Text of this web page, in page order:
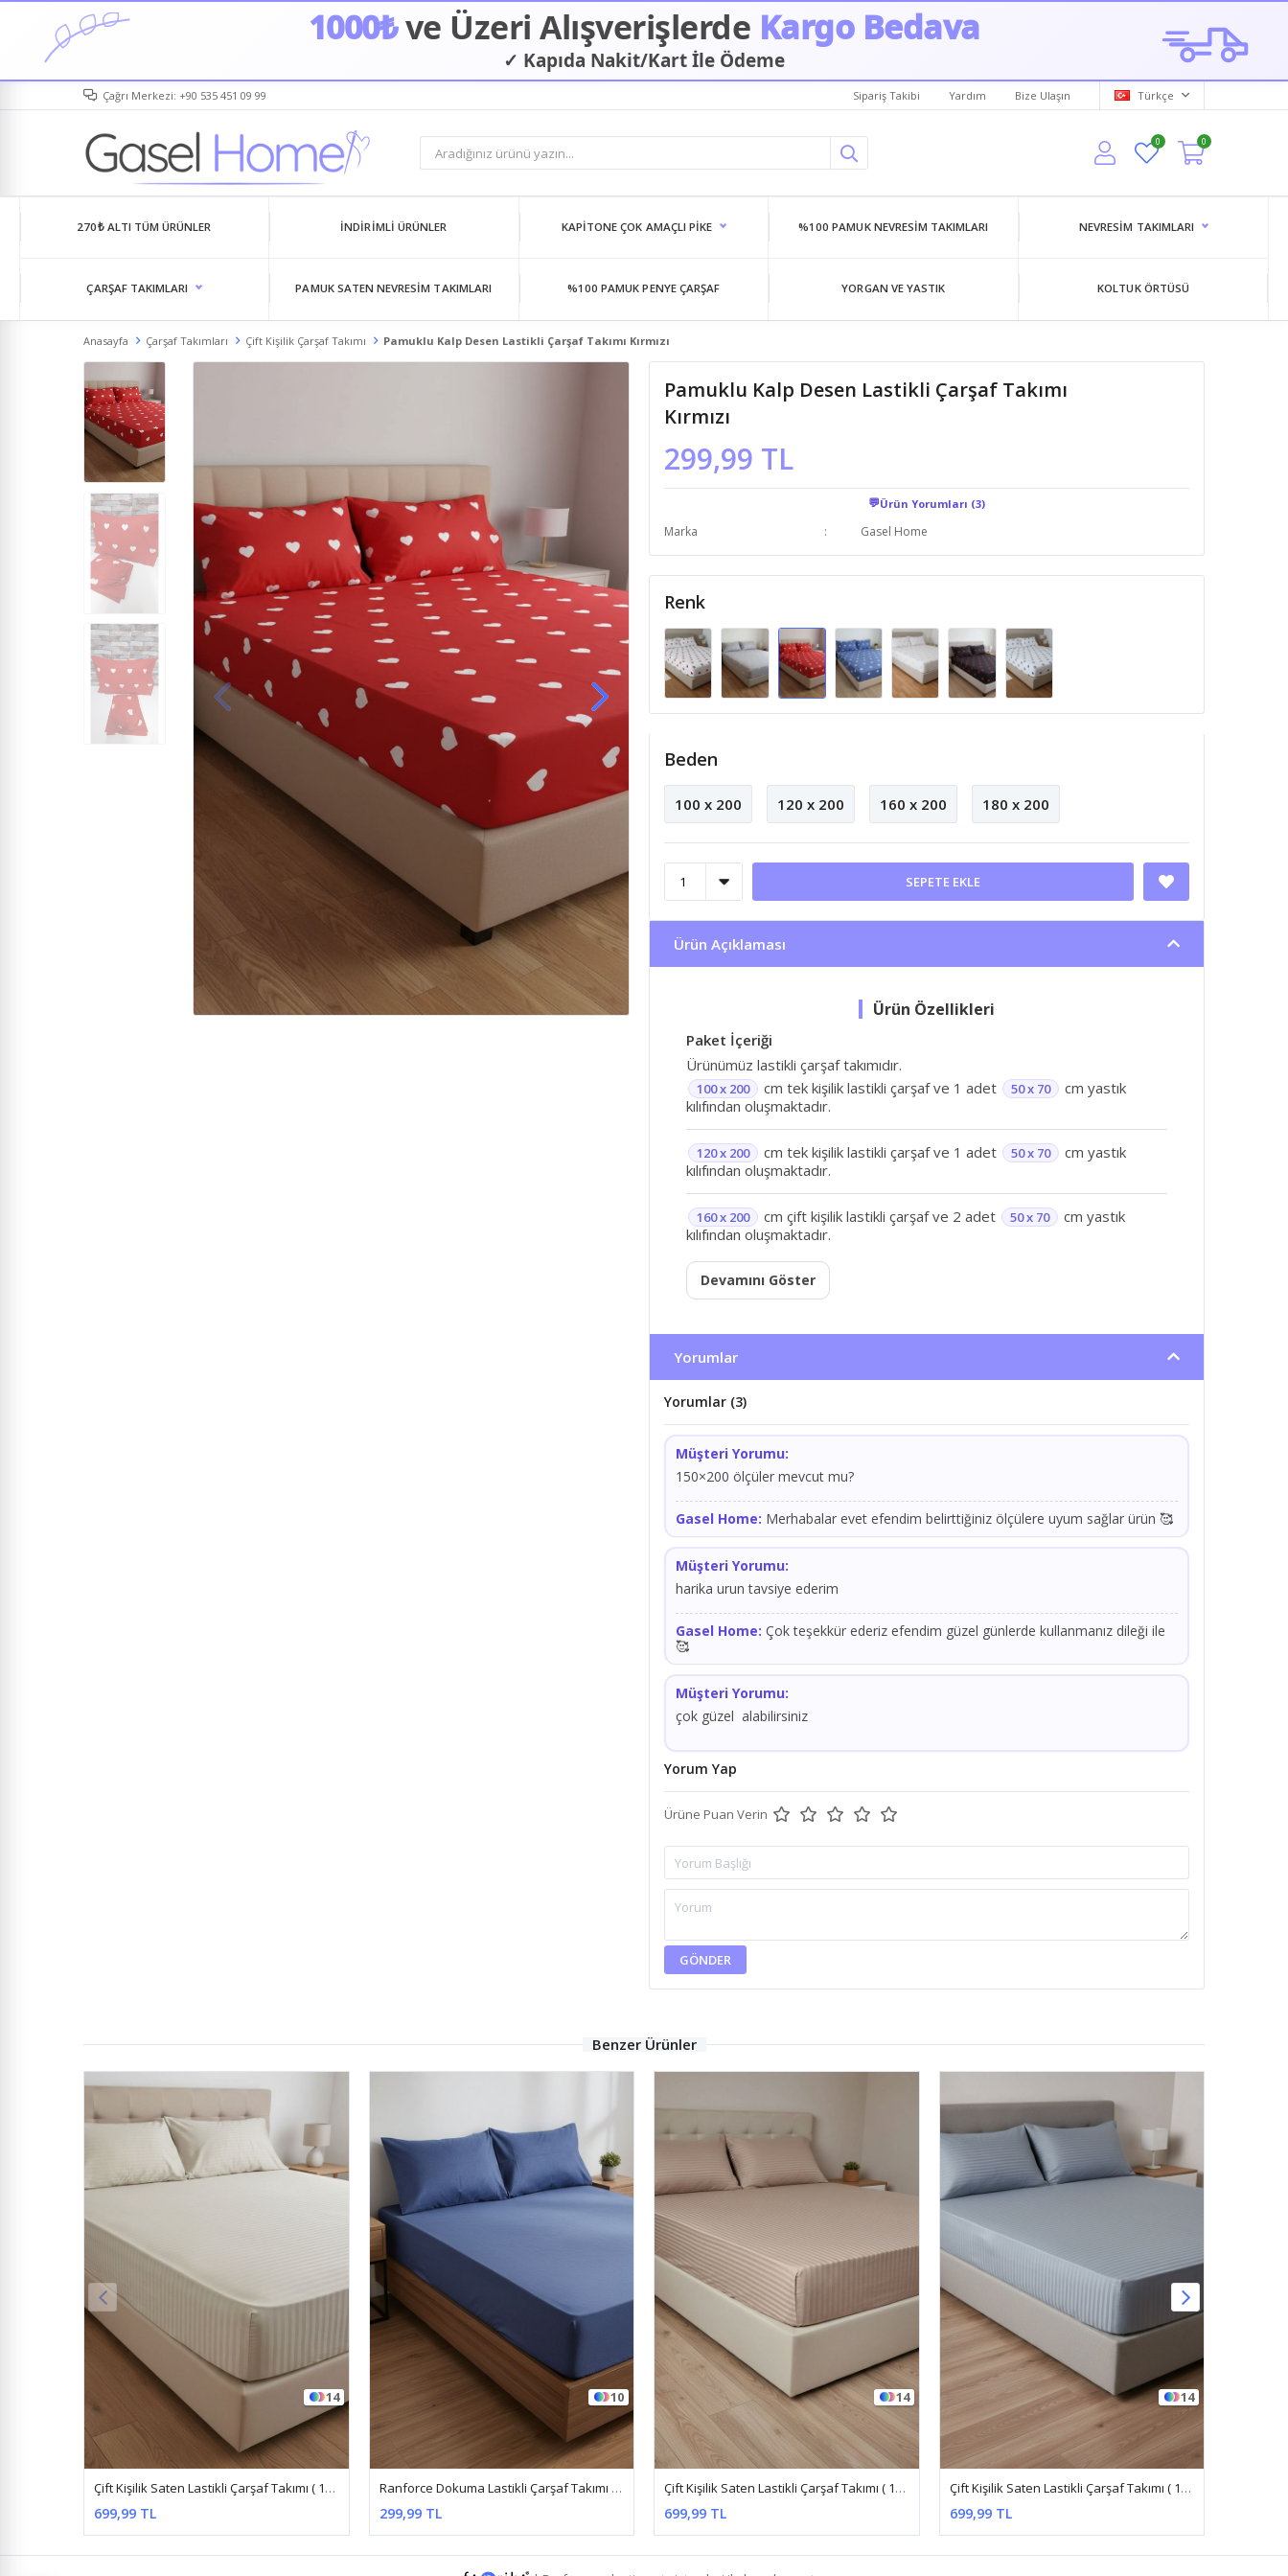
1000₺ve Üzeri Alışverişlerde Kargo Bedava
✓ Kapıda Nakit/Kart İle Ödeme
Çağrı Merkezi: +90 535 451 09 99 Sipariş Takibi Yardım Bize Ulaşın Türkçe
0 0
270₺ ALTI TÜM ÜRÜNLER İNDIRIMLI ÜRÜNLER KAPITONE ÇOK AMAÇLI PIKE %100 PAMUK NEVRESIM TAKIMLARI NEVRESIM TAKIMLARI
ÇARŞAF TAKIMLARI PAMUK SATEN NEVRESIM TAKIMLARI %100 PAMUK PENYE ÇARŞAF YORGAN VE YASTIK KOLTUK ÖRTÜSÜ
Anasayfa Çarşaf Takımları Çift Kişilik Çarşaf Takımı Pamuklu Kalp Desen Lastikli Çarşaf Takımı Kırmızı
Pamuklu Kalp Desen Lastikli Çarşaf Takımı
Kırmızı
299,99 TL
💬Ürün Yorumları (3)
Marka Gasel Home
Renk
Beden
100 x 200 120 x 200 160 x 200 180 x 200
SEPETE EKLE
Ürün Açıklaması
Paket İçeriği
Ürünümüz lastikli çarşaf takımıdır.
100 x 200 cm tek kişilik lastikli çarşaf ve 1 adet 50 x 70
cm yastık
kılıfından oluşmaktadır.
120 x 200 cm tek kişilik lastikli çarşaf ve 1 adet 50 x 70
cm yastık
kılıfından oluşmaktadır.
160 x 200 cm çift kişilik lastikli çarşaf ve 2 adet 50 x 70
cm yastık
kılıfından oluşmaktadır.
Devamını Göster
Yorumlar
Yorumlar (3)
Müşteri Yorumu:
150×200 ölçüler mevcut mu?
Gasel Home: Merhabalar evet efendim belirttiğiniz ölçülere uyum sağlar ürün 🥰
Müşteri Yorumu:
harika urun tavsiye ederim
Gasel Home: Çok teşekkür ederiz efendim güzel günlerde kullanmanız dileği ile
🥰
Müşteri Yorumu:
çok güzel alabilirsiniz
Yorum Yap
Ürüne Puan Verin
GÖNDER
Benzer Ürünler
14
Çift Kişilik Saten Lastikli Çarşaf Takımı ( 160X200 & 180X200 ) Bej
699,99 TL
10
Ranforce Dokuma Lastikli Çarşaf Takımı Düz Renk Lacivert
299,99 TL
14
Çift Kişilik Saten Lastikli Çarşaf Takımı ( 160X200 & 180X200 ) Kahverengi
699,99 TL
14
Çift Kişilik Saten Lastikli Çarşaf Takımı ( 160X200 & 180X200 ) Gri
699,99 TL